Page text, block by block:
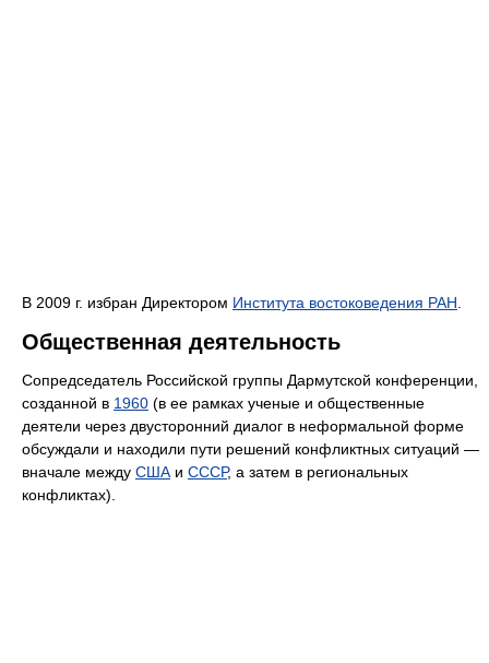
В 2009 г. избран Директором Института востоковедения РАН
Общественная деятельность
Сопредседатель Российской группы Дармутской конференции,
созданной в 1960 (в ее рамках ученые и общественные
деятели через двусторонний диалог в неформальной форме
обсуждали и находили пути решений конфликтных ситуаций —
вначале между США и СССР, а затем в региональных
конфликтах).